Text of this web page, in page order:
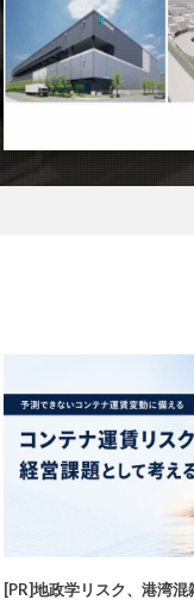
[PR]地政学リスク、港湾